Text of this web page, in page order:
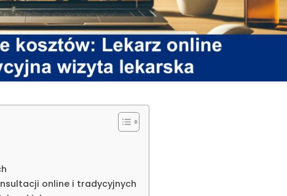
online i tradycyjnych